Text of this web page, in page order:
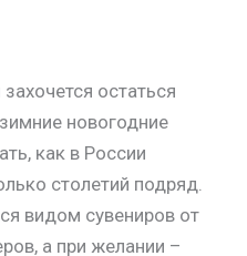
остаться
новогодние
как в России
столетий подряд.
видом сувениров от
а при желании –